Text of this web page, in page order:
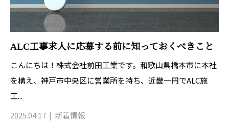
ALC工事求人に応募する前に知っておくべきこと
こんにちは！株式会社前田工業です。和歌山県橋本市に本社
を構え、神戸市中央区に営業所を持ち、近畿一円でALC施
工...
2025.04.17
新着情報